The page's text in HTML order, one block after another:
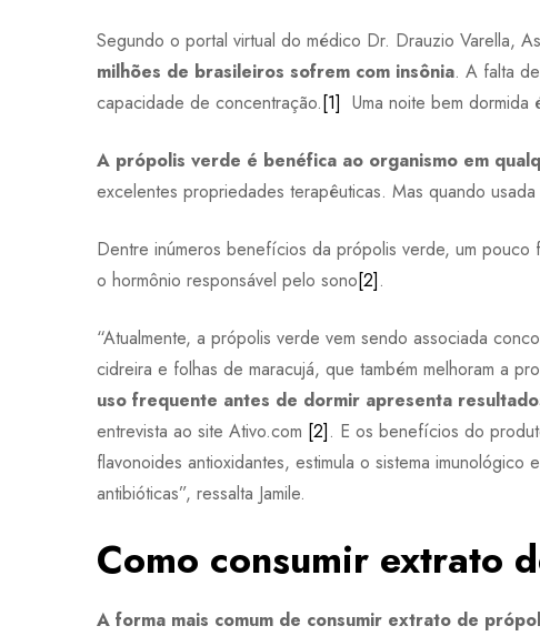
Segundo o portal virtual do médico Dr. Drauzio Varella,
milhões de brasileiros sofrem com insônia. A falta
capacidade de concentração.[1] Uma noite bem
A própolis verde é benéfica ao organismo em
excelentes propriedades terapêuticas. Mas quando
Dentre inúmeros benefícios da própolis verde, um
o hormônio responsável pelo sono[2].
“Atualmente, a própolis verde vem sendo associada
cidreira e folhas de maracujá, que também melhoram a
uso frequente antes de dormir apresenta
entrevista ao site Ativo.com [2]. E os benefícios do
flavonoides antioxidantes, estimula o sistema
antibióticas”, ressalta Jamile.
Como consumir extrato
A forma mais comum de consumir extrato de